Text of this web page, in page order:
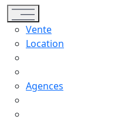
Toggle navigation
Vente
Location
Agences